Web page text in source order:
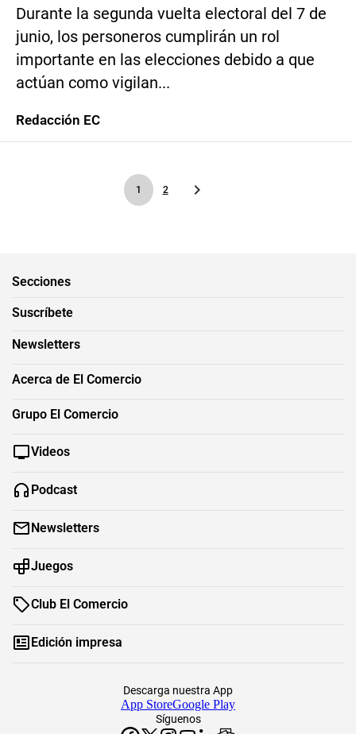
Durante la segunda vuelta electoral del 7 de
junio, los personeros cumplirán un rol
importante en las elecciones debido a que
actúan como vigilan...
Redacción EC
1 2
Secciones
Suscríbete
Newsletters
Acerca de El Comercio
Grupo El Comercio
Videos
Podcast
Newsletters
Juegos
Club El Comercio
Edición impresa
Síguenos
Descarga nuestra App
App StoreGoogle Play